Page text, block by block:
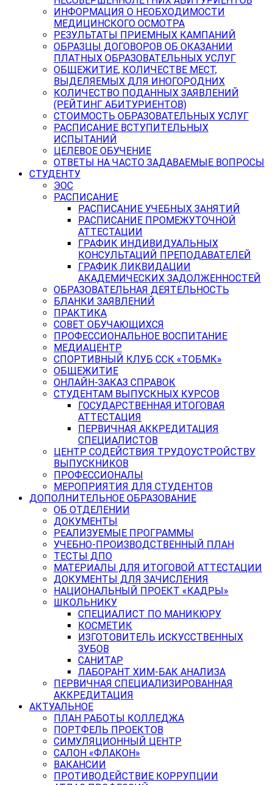
ИНФОРМАЦИЯ О НЕОБХОДИМОСТИ
МЕДИЦИНСКОГО ОСМОТРА
РЕЗУЛЬТАТЫ ПРИЕМНЫХ КАМПАНИЙ
ОБРАЗЦЫ ДОГОВОРОВ ОБ ОКАЗАНИИ
ПЛАТНЫХ ОБРАЗОВАТЕЛЬНЫХ УСЛУГ
ОБЩЕЖИТИЕ, КОЛИЧЕСТВЕ МЕСТ,
ВЫДЕЛЯЕМЫХ ДЛЯ ИНОГОРОДНИХ
КОЛИЧЕСТВО ПОДАННЫХ ЗАЯВЛЕНИЙ
(РЕЙТИНГ АБИТУРИЕНТОВ)
СТОИМОСТЬ ОБРАЗОВАТЕЛЬНЫХ УСЛУГ
РАСПИСАНИЕ ВСТУПИТЕЛЬНЫХ
ИСПЫТАНИЙ
ЦЕЛЕВОЕ ОБУЧЕНИЕ
ОТВЕТЫ НА ЧАСТО ЗАДАВАЕМЫЕ ВОПРОСЫ
СТУДЕНТУ
ЭОС
РАСПИСАНИЕ
РАСПИСАНИЕ УЧЕБНЫХ ЗАНЯТИЙ
РАСПИСАНИЕ ПРОМЕЖУТОЧНОЙ
АТТЕСТАЦИИ
ГРАФИК ИНДИВИДУАЛЬНЫХ
КОНСУЛЬТАЦИЙ ПРЕПОДАВАТЕЛЕЙ
ГРАФИК ЛИКВИДАЦИИ
АКАДЕМИЧЕСКИХ ЗАДОЛЖЕННОСТЕЙ
ОБРАЗОВАТЕЛЬНАЯ ДЕЯТЕЛЬНОСТЬ
БЛАНКИ ЗАЯВЛЕНИЙ
ПРАКТИКА
СОВЕТ ОБУЧАЮЩИХСЯ
ПРОФЕССИОНАЛЬНОЕ ВОСПИТАНИЕ
МЕДИАЦЕНТР
СПОРТИВНЫЙ КЛУБ ССК «ТОБМК»
ОБЩЕЖИТИЕ
ОНЛАЙН-ЗАКАЗ СПРАВОК
СТУДЕНТАМ ВЫПУСКНЫХ КУРСОВ
ГОСУДАРСТВЕННАЯ ИТОГОВАЯ
АТТЕСТАЦИЯ
ПЕРВИЧНАЯ АККРЕДИТАЦИЯ
СПЕЦИАЛИСТОВ
ЦЕНТР СОДЕЙСТВИЯ ТРУДОУСТРОЙСТВУ
ВЫПУСКНИКОВ
ПРОФЕССИОНАЛЫ
МЕРОПРИЯТИЯ ДЛЯ СТУДЕНТОВ
ДОПОЛНИТЕЛЬНОЕ ОБРАЗОВАНИЕ
ОБ ОТДЕЛЕНИИ
ДОКУМЕНТЫ
РЕАЛИЗУЕМЫЕ ПРОГРАММЫ
УЧЕБНО-ПРОИЗВОДСТВЕННЫЙ ПЛАН
ТЕСТЫ ДПО
МАТЕРИАЛЫ ДЛЯ ИТОГОВОЙ АТТЕСТАЦИИ
ДОКУМЕНТЫ ДЛЯ ЗАЧИСЛЕНИЯ
НАЦИОНАЛЬНЫЙ ПРОЕКТ «КАДРЫ»
ШКОЛЬНИКУ
СПЕЦИАЛИСТ ПО МАНИКЮРУ
КОСМЕТИК
ИЗГОТОВИТЕЛЬ ИСКУССТВЕННЫХ
ЗУБОВ
САНИТАР
ЛАБОРАНТ ХИМ-БАК АНАЛИЗА
ПЕРВИЧНАЯ СПЕЦИАЛИЗИРОВАННАЯ
АККРЕДИТАЦИЯ
АКТУАЛЬНОЕ
ПЛАН РАБОТЫ КОЛЛЕДЖА
ПОРТФЕЛЬ ПРОЕКТОВ
СИМУЛЯЦИОННЫЙ ЦЕНТР
САЛОН «ФЛАКОН»
ВАКАНСИИ
ПРОТИВОДЕЙСТВИЕ КОРРУПЦИИ